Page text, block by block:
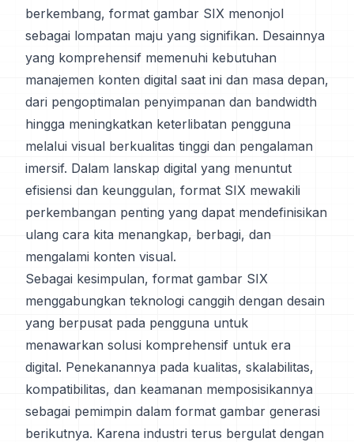
berkembang, format gambar SIX menonjol
sebagai lompatan maju yang signifikan. Desainnya
yang komprehensif memenuhi kebutuhan
manajemen konten digital saat ini dan masa depan,
dari pengoptimalan penyimpanan dan bandwidth
hingga meningkatkan keterlibatan pengguna
melalui visual berkualitas tinggi dan pengalaman
imersif. Dalam lanskap digital yang menuntut
efisiensi dan keunggulan, format SIX mewakili
perkembangan penting yang dapat mendefinisikan
ulang cara kita menangkap, berbagi, dan
mengalami konten visual.
Sebagai kesimpulan, format gambar SIX
menggabungkan teknologi canggih dengan desain
yang berpusat pada pengguna untuk
menawarkan solusi komprehensif untuk era
digital. Penekanannya pada kualitas, skalabilitas,
kompatibilitas, dan keamanan memposisikannya
sebagai pemimpin dalam format gambar generasi
berikutnya. Karena industri terus bergulat dengan